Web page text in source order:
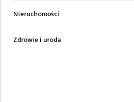
Nieruchomości
Zdrowie i uroda